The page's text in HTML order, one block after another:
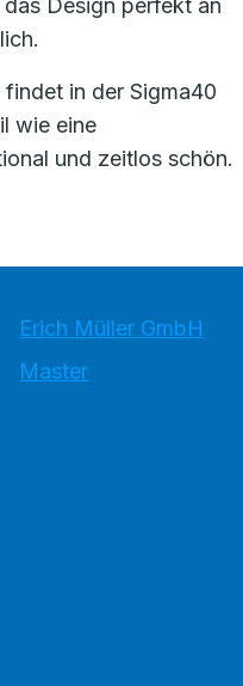
Design perfekt an
in der Sigma40
wie eine
und zeitlos schön.
Erich Müller GmbH
Master